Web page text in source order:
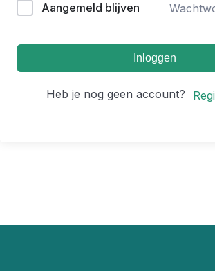
Aangemeld blijven
Inloggen
Heb je nog geen account?